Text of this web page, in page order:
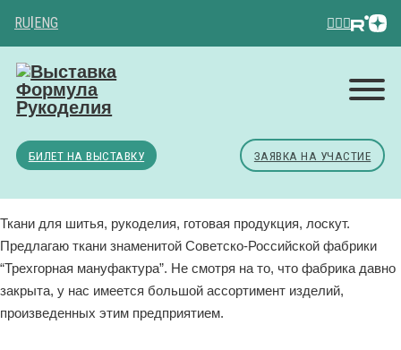
RU ENG
БИЛЕТ НА ВЫСТАВКУ ЗАЯВКА НА УЧАСТИЕ
Ткани для шитья, рукоделия, готовая продукция, лоскут.
Предлагаю ткани знаменитой Советско-Российской фабрики
“Трехгорная мануфактура”. Не смотря на то, что фабрика давно
закрыта, у нас имеется большой ассортимент изделий,
произведенных этим предприятием.